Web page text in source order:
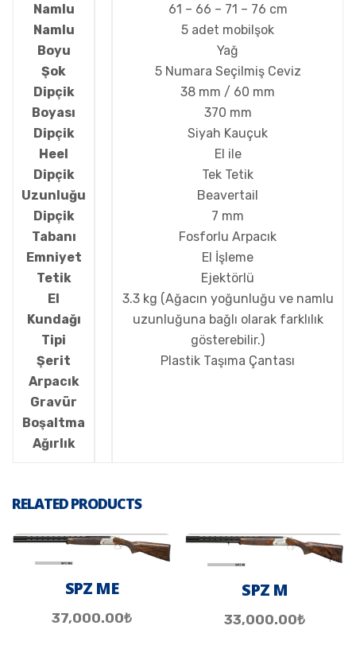
Namlu
Namlu
Boyu
Şok
Dipçik
Boyası
Dipçik
Heel
Dipçik
Uzunluğu
Dipçik
Tabanı
Emniyet
Tetik
El
Kundağı
Tipi
Şerit
Arpacık
Gravür
Boşaltma
Ağırlık
61 – 66 – 71 – 76 cm
5 adet mobilşok
Yağ
5 Numara Seçilmiş Ceviz
38 mm / 60 mm
370 mm
Siyah Kauçuk
El ile
Tek Tetik
Beavertail
7 mm
Fosforlu Arpacık
El İşleme
Ejektörlü
3.3 kg (Ağacın yoğunluğu ve namlu
uzunluğuna bağlı olarak farklılık
gösterebilir.)
Plastik Taşıma Çantası
RELATED PRODUCTS
SPZ ME
37,000.00₺
SPZ M
33,000.00₺